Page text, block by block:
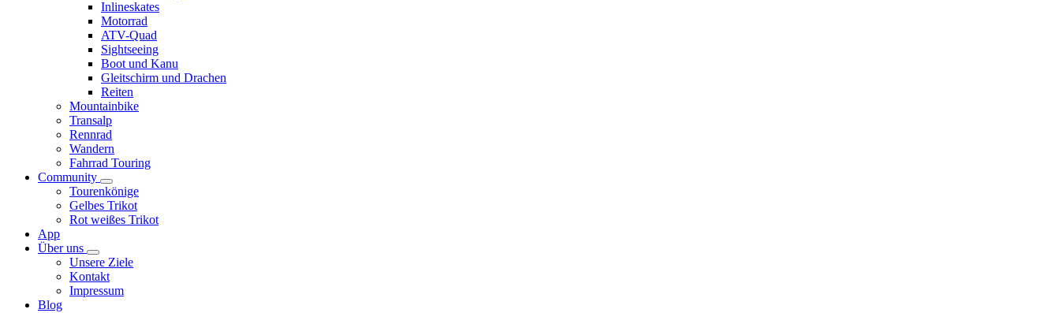
Inlineskates
Motorrad
ATV-Quad
Sightseeing
Boot und Kanu
Gleitschirm und Drachen
Reiten
Mountainbike
Transalp
Rennrad
Wandern
Fahrrad Touring
Community
Tourenkönige
Gelbes Trikot
Rot weißes Trikot
App
Über uns
Unsere Ziele
Kontakt
Impressum
Blog